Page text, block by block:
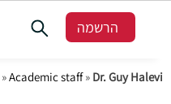
הרשמה
»Academic staff» Dr. Guy Halevi